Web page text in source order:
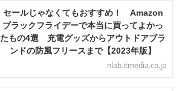
セールじゃなくてもおすすめ！ Amazon
ブラックフライデーで本当に買ってよかっ
たもの4選 充電グッズからアウトドアブラ
ンドの防風フリースまで【2023年版】
nlab.itmedia.co.jp